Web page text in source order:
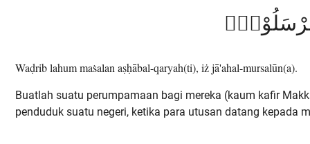
Waḍrib lahum maṡalan aṣḥābal-qaryah(ti), iż jā'ahal-mursalūn(a).
Buatlah suatu perumpamaan bagi mereka (kaum kafir
penduduk suatu negeri, ketika para utusan datang kepada